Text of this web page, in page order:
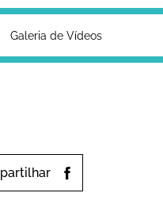
Galeria de Vídeos
partilhar